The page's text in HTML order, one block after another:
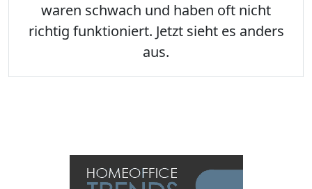
waren schwach und haben oft nicht
richtig funktioniert. Jetzt sieht es anders
aus.